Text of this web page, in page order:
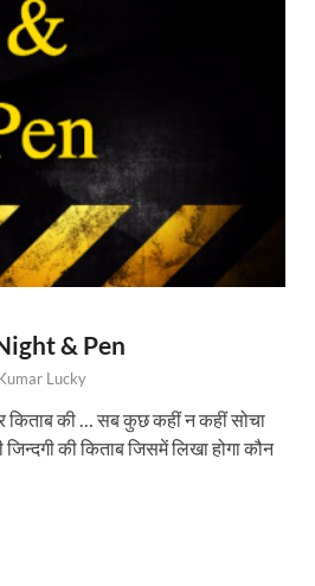
& Pen
Lucky
किताब की … सब कुछ कहीं न कहीं सोचा
जिन्दगी की किताब जिसमें लिखा होगा कौन